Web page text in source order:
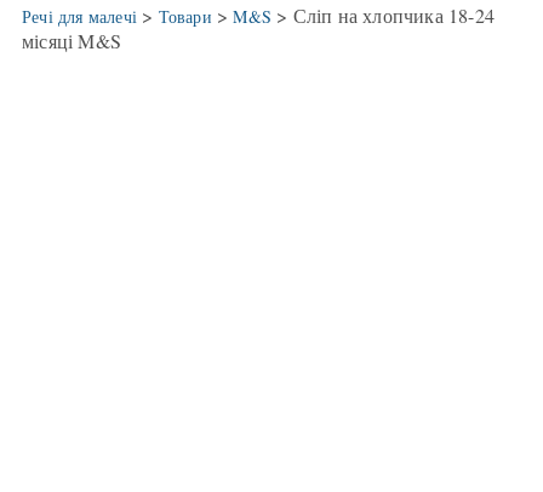
Речі для малечі > Товари >M&S > Сліп на хлопчика 18-24
місяці M&S